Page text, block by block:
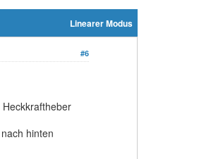
Linearer Modus
#6
hinten